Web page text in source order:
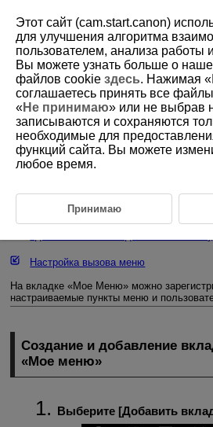
D180-237
Регистрация параметров
Меню»
Создание и добавление вкладок
Настройки вкладки МОE МЕНЮ
Настройка вызова меню
На вкладке «Мое Меню» можно
настраиваемые пункты меню и
Создание и добавление
«Мое меню»
Выберите [Добавить
Этот сайт (cam.start.canon)
для улучшения алгоритма
пользователем, анализа работы
Вы можете узнать больше о
файлов cookie здесь. Нажимая «
соглашаетесь принять все
«Не принимаю» или не выбрав
записываются и сохраняются
необходимые для
функций сайта. Вы можете
любое время.
Принимаю